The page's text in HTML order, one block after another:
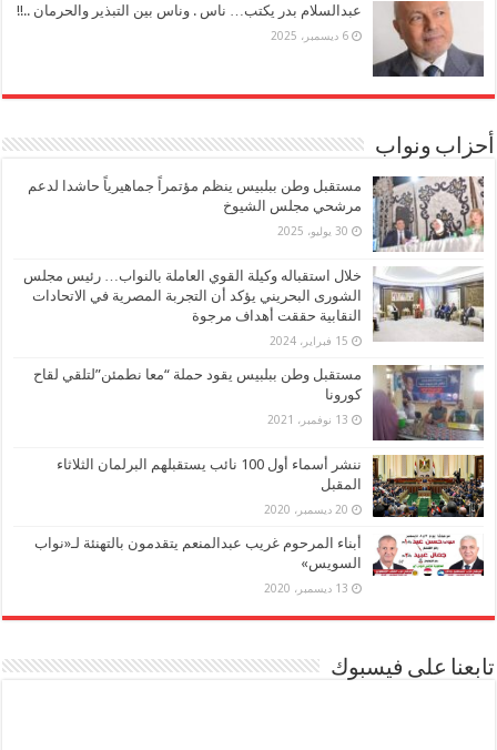
عبدالسلام بدر يكتب… ناس . وناس بين التبذير والحرمان ..!!
6 ديسمبر، 2025
أحزاب ونواب
مستقبل وطن ببلبيس ينظم مؤتمراً جماهيرياً حاشدا لدعم
مرشحي مجلس الشيوخ
30 يوليو، 2025
خلال استقباله وكيلة القوي العاملة بالنواب… رئيس مجلس
الشورى البحريني يؤكد أن التجربة المصرية في الاتحادات
النقابية حققت أهداف مرجوة
15 فبراير، 2024
مستقبل وطن ببلبيس يقود حملة “معا نطمئن”لتلقي لقاح
كورونا
13 نوفمبر، 2021
ننشر أسماء أول 100 نائب يستقبلهم البرلمان الثلاثاء
المقبل
20 ديسمبر، 2020
أبناء المرحوم غريب عبدالمنعم يتقدمون بالتهنئة لـ«نواب
السويس»
13 ديسمبر، 2020
تابعنا على فيسبوك